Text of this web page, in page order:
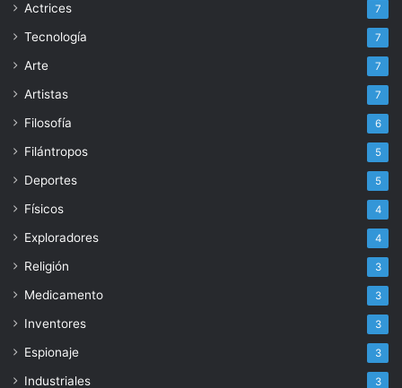
Actrices 7
Tecnología 7
Arte 7
Artistas 7
Filosofía 6
Filántropos 5
Deportes 5
Físicos 4
Exploradores 4
Religión 3
Medicamento 3
Inventores 3
Espionaje 3
Industriales 3